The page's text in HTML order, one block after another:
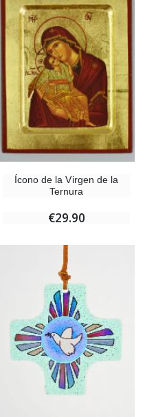
Ícono de la Virgen de la
Ternura
€29.90